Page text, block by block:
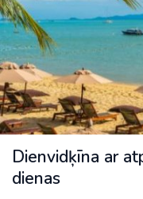
Dienvidķīna ar
dienas